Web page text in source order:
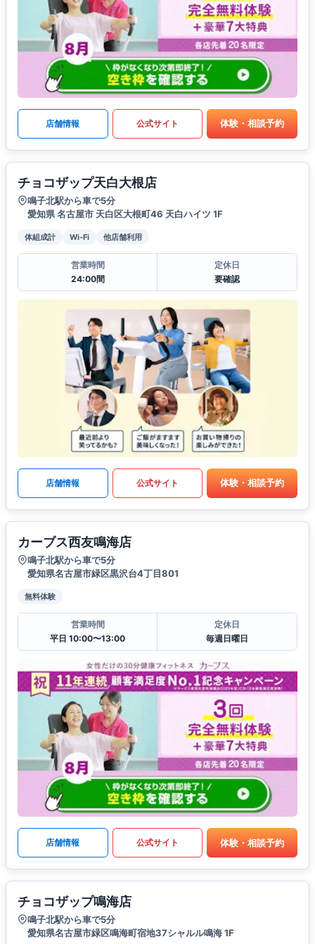
店舗情報 公式サイト 体験・相談予約
チョコザップ天白大根店
鳴子北駅から車で5分
愛知県 名古屋市 天白区大根町46 天白ハイツ 1F
体組成計 Wi-Fi 他店舗利用
営業時間
24:00間
定休日
要確認
店舗情報 公式サイト 体験・相談予約
カーブス西友鳴海店
鳴子北駅から車で5分
愛知県名古屋市緑区黒沢台4丁目801
無料体験
営業時間
平日 10:00〜13:00
定休日
毎週日曜日
店舗情報 公式サイト 体験・相談予約
チョコザップ鳴海店
鳴子北駅から車で5分
愛知県名古屋市緑区鳴海町宿地37シャルル鳴海 1F